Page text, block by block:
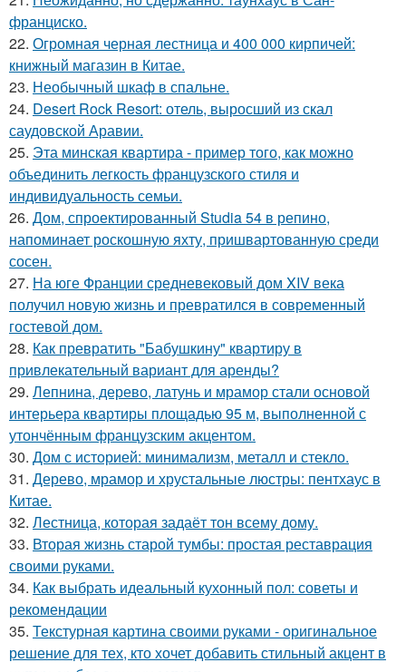
франциско.
22. Огромная черная лестница и 400 000 кирпичей:
книжный магазин в Китае.
23. Необычный шкаф в спальне.
24. Desert Rock Resort: отель, выросший из скал
саудовской Аравии.
25. Эта минская квартира - пример того, как можно
объединить легкость французского стиля и
индивидуальность семьи.
26. Дом, спроектированный Studia 54 в репино,
напоминает роскошную яхту, пришвартованную среди
сосен.
27. На юге Франции средневековый дом XIV века
получил новую жизнь и превратился в современный
гостевой дом.
28. Как превратить "Бабушкину" квартиру в
привлекательный вариант для аренды?
29. Лепнина, дерево, латунь и мрамор стали основой
интерьера квартиры площадью 95 м, выполненной с
утончённым французским акцентом.
30. Дом с историей: минимализм, металл и стекло.
31. Дерево, мрамор и хрустальные люстры: пентхаус в
Китае.
32. Лестница, которая задаёт тон всему дому.
33. Вторая жизнь старой тумбы: простая реставрация
своими руками.
34. Как выбрать идеальный кухонный пол: советы и
рекомендации
35. Текстурная картина своими руками - оригинальное
решение для тех, кто хочет добавить стильный акцент в